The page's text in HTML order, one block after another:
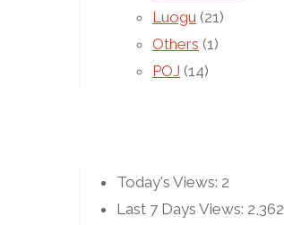
Luogu (21)
Others (1)
POJ (14)
Today's Views: 2
Last 7 Days Views: 2,362